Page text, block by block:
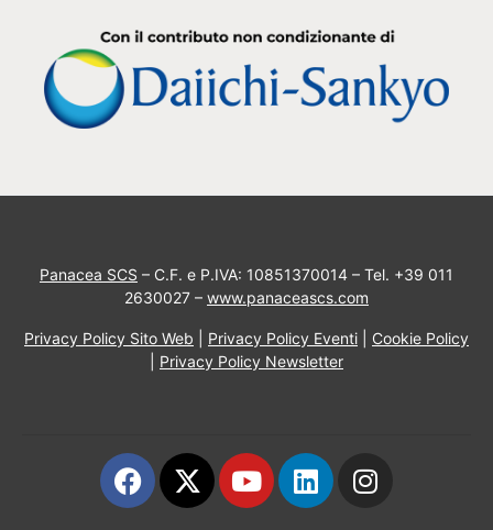
Panacea SCS – C.F. e P.IVA: 10851370014 – Tel. +39 011
2630027 – www.panaceascs.com
Privacy Policy Sito Web Privacy Policy Eventi
Cookie Policy
Privacy Policy Newsletter